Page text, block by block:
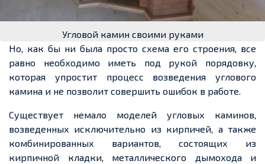
Угловой камин своими руками
Но, как бы ни была просто схема его строения, все
равно необходимо иметь под рукой порядовку,
которая упростит процесс возведения углового
камина и не позволит совершить ошибок в работе.
Существует немало моделей угловых каминов,
возведенных исключительно из кирпичей, а также
комбинированных вариантов, состоящих из
кирпичной кладки, металлического дымохода и